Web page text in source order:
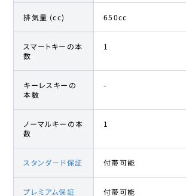
排気量 (cc) 650cc
スマートキーの本
数
1
キーレスキーの
本数
-
ノーマルキーの本
数
1
スタンダード保証 付帯可能
プレミアム保証 付帯可能